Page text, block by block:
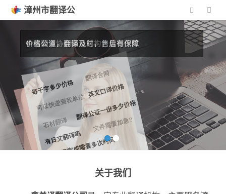
漳州市翻译公
中国翻译协会翻译机构，值得信赖
价格公道，翻译及时，售后有保障
关于我们